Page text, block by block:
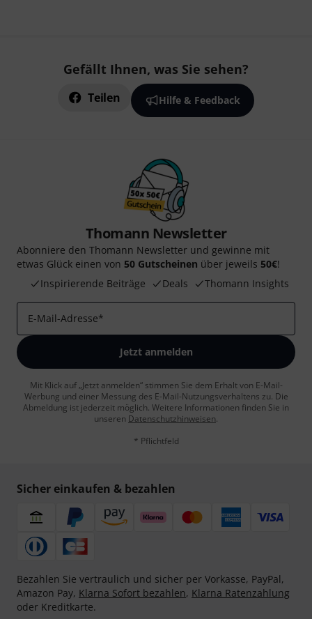
Gefällt Ihnen, was Sie sehen?
Teilen Hilfe & Feedback
Thomann Newsletter
Abonniere den Thomann Newsletter und gewinne mit
etwas Glück einen von 50 Gutscheinen über jeweils 50€!
Inspirierende Beiträge
Deals Thomann Insights
E-Mail-Adresse*
Jetzt anmelden
Mit Klick auf „Jetzt anmelden“ stimmen Sie dem Erhalt von E-Mail-
Werbung und einer Messung des E-Mail-Nutzungsverhaltens zu. Die
Abmeldung ist jederzeit möglich. Weitere Informationen finden Sie in
unseren Datenschutzhinweisen.
* Pflichtfeld
Sicher einkaufen & bezahlen
Bezahlen Sie vertraulich und sicher per Vorkasse, PayPal,
Amazon Pay, Klarna Sofort bezahlen, Klarna Ratenzahlung
oder Kreditkarte.